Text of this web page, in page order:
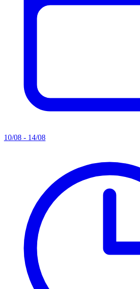
10/08 - 14/08